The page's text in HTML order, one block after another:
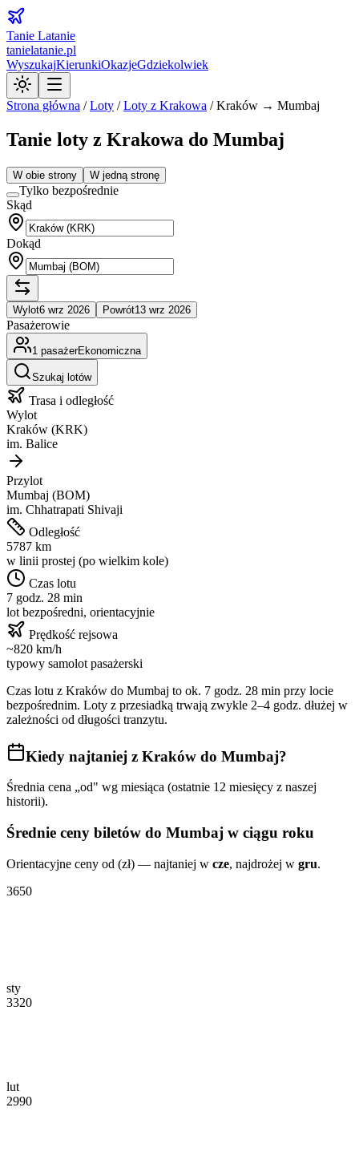
Tanie Latanie
tanielatanie.pl
WyszukajKierunkiOkazjeGdziekolwiek
Strona główna /Loty /Loty z Krakowa /Kraków → Mumbaj
Tanie loty z Krakowa do Mumbaj
W obie strony W jedną stronę
Tylko bezpośrednie
Skąd
Dokąd
Wylot6 wrz 2026 Powrót13 wrz 2026
Pasażerowie
1 pasażerEkonomiczna
Szukaj lotów
Trasa i odległość
Wylot
Kraków (KRK)
im. Balice
Przylot
Mumbaj (BOM)
im. Chhatrapati Shivaji
Odległość
5787 km
w linii prostej (po wielkim kole)
Czas lotu
7 godz. 28 min
lot bezpośredni, orientacyjnie
Prędkość rejsowa
~820 km/h
typowy samolot pasażerski
Czas lotu z Kraków do Mumbaj to ok. 7 godz. 28 min przy locie
bezpośrednim. Loty z przesiadką trwają zwykle 2–4 godz. dłużej w
zależności od długości tranzytu.
Kiedy najtaniej z Kraków do Mumbaj?
Średnia cena „od" wg miesiąca (ostatnie 12 miesięcy z naszej
historii).
Średnie ceny biletów do Mumbaj w ciągu roku
Orientacyjne ceny od (zł) — najtaniej w cze, najdrożej w gru.
3650
sty
3320
lut
2990